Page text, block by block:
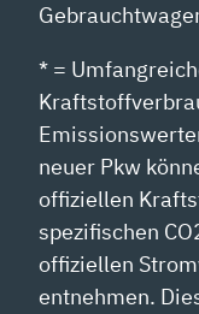
* =
neuer Pkw
offiziellen
spezifischen
offiziellen
entnehmen.